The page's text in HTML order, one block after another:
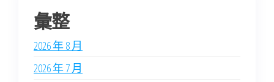
彙整
2026 年 8 月
2026 年 7 月